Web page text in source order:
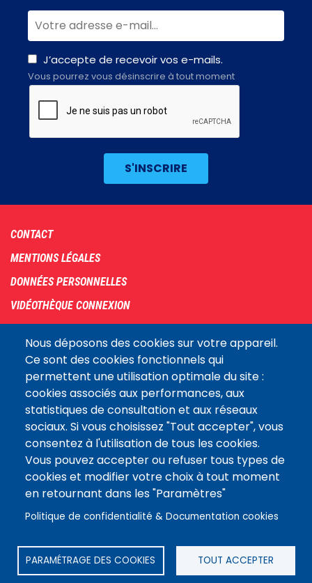
Nous déposons des cookies sur votre appareil.
Ce sont des cookies fonctionnels qui
permettent une utilisation optimale du site :
cookies associés aux performances, aux
statistiques de consultation et aux réseaux
sociaux. Si vous choisissez "Tout accepter", vous
consentez à l'utilisation de tous les cookies.
Vous pouvez accepter ou refuser tous types de
cookies et modifier votre choix à tout moment
en retournant dans les "Paramètres"
Politique de confidentialité & Documentation cookies
PARAMÉTRAGE DES COOKIES TOUT ACCEPTER
J’accepte de recevoir vos e-mails.
Vous pourrez vous désinscrire à tout moment
Footer
menu
CONTACT
MENTIONS LÉGALES
DONNÉES PERSONNELLES
VIDÉOTHÈQUE CONNEXION
ARCHIVES
COOKIES
Assemblée
nationaleLE SITE DE L’ASSEMBLÉE NATIONALE
Suivez-nous